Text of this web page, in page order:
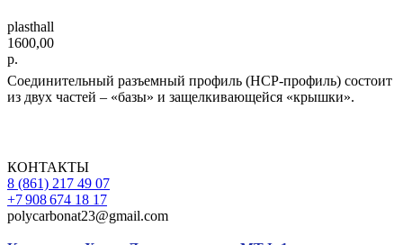
plasthall
1600,00
р.
Соединительный разъемный профиль (НСР-профиль) состоит
из двух частей – «базы» и защелкивающейся «крышки».
КОНТАКТЫ
8 (861) 217 49 07
+7 908 674 18 17
polycarbonat23@gmail.com